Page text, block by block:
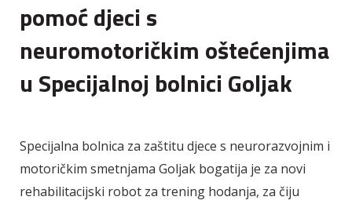
pomoć djeci s
neuromotoričkim oštećenjima
u Specijalnoj bolnici Goljak
Specijalna bolnica za zaštitu djece s neurorazvojnim i
motoričkim smetnjama Goljak bogatija je za novi
rehabilitacijski robot za trening hodanja, za čiju